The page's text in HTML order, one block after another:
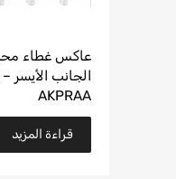
AKPRAA
قراءة المزيد